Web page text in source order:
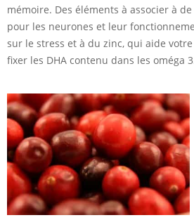
mémoire. Des éléments à associer à de
pour les neurones et leur
sur le stress et à du zinc, qui aide
fixer les DHA contenu dans les oméga